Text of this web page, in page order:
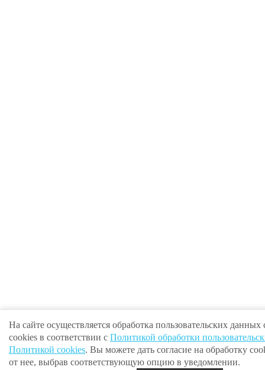
На сайте осуществляется обработка пользовательских
cookies в соответствии с Политикой обработки
Политикой cookies. Вы можете дать согласие на обработку
от нее, выбрав соответствующую опцию в уведомлении.